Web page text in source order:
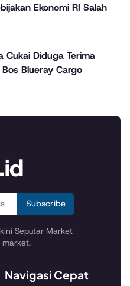
Ekonomi RI Salah
Cukai Diduga Terima
Blueray Cargo
Subscribe
Seputar Market
market.
Navigasi Cepat